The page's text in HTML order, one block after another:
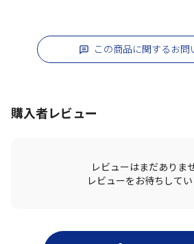
この商品に関するお問
購入者レビュー
レビューはまだありま
レビューをお待ちしてい